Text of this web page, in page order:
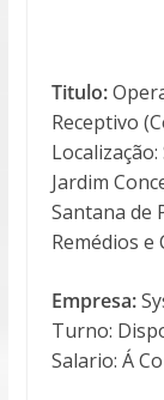
Titulo:
Receptivo
Jardim
Santana de
Remédios e
Empresa:
Turno:
Salario: Á